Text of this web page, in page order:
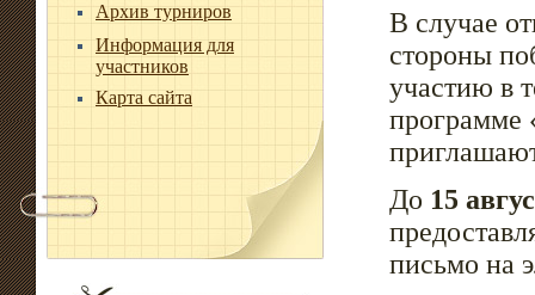
Архив турниров
Информация для
участников
Карта сайта
В случае
стороны
участию в
программе
До 15
письмо на